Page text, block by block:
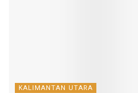
KALIMANTAN UTARA